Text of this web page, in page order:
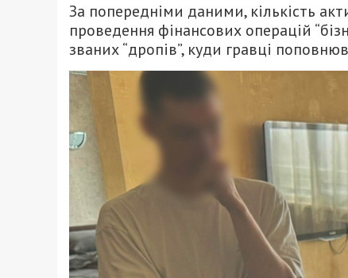
За попередніми даними, кількість
проведення фінансових операцій
званих “дропів”, куди гравці